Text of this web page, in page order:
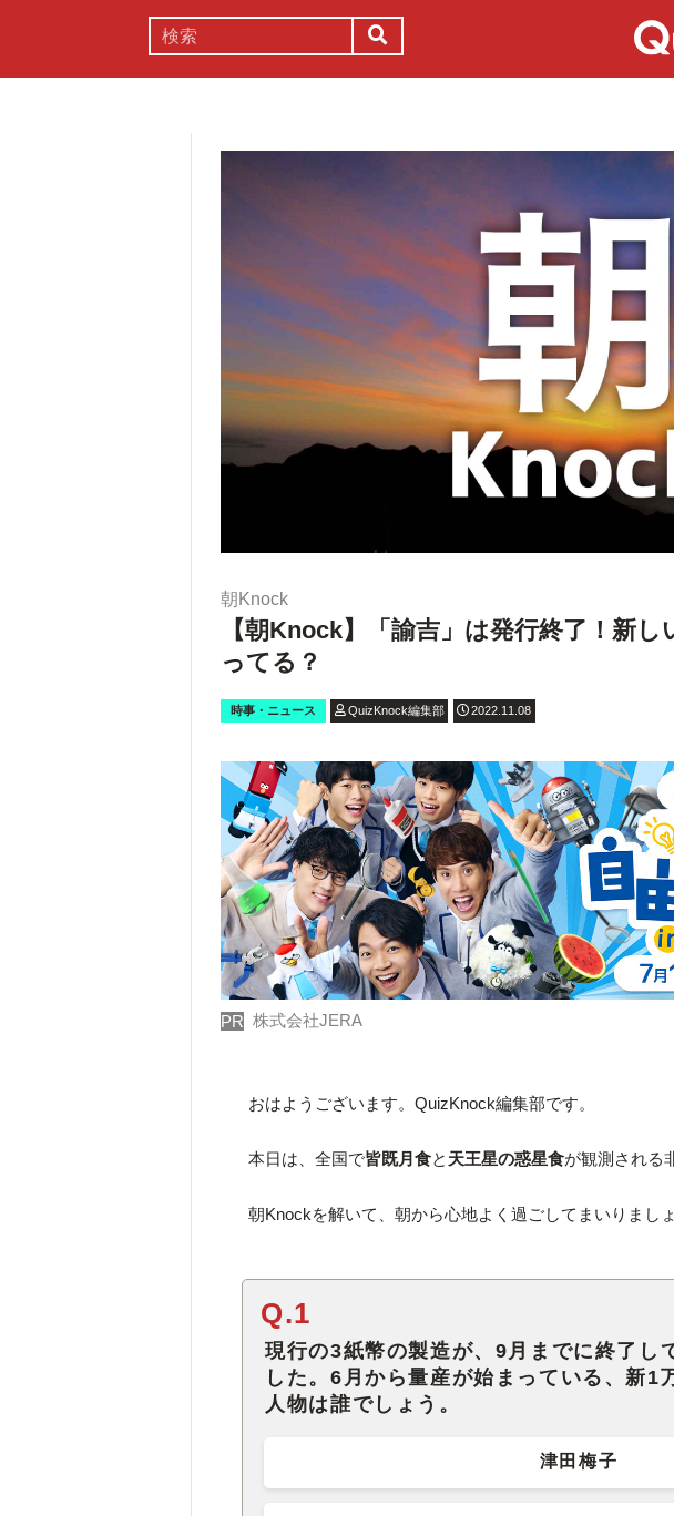
朝Knock
【朝Knock】「諭吉」は発行終了！新
ってる？
時事・ニュース QuizKnock編集部 2022.11.08
PR 株式会社JERA
おはようございます。QuizKnock編集部です。
本日は、全国で皆既月食と 天王星の惑星食が観測される
朝Knockを解いて、朝から心地よく過ごしてまいりましょ
Q.1
現行の3紙幣の製造が、9月までに終了し
した。6月から量産が始まっている、新1
人物は誰でしょう。
津田梅子